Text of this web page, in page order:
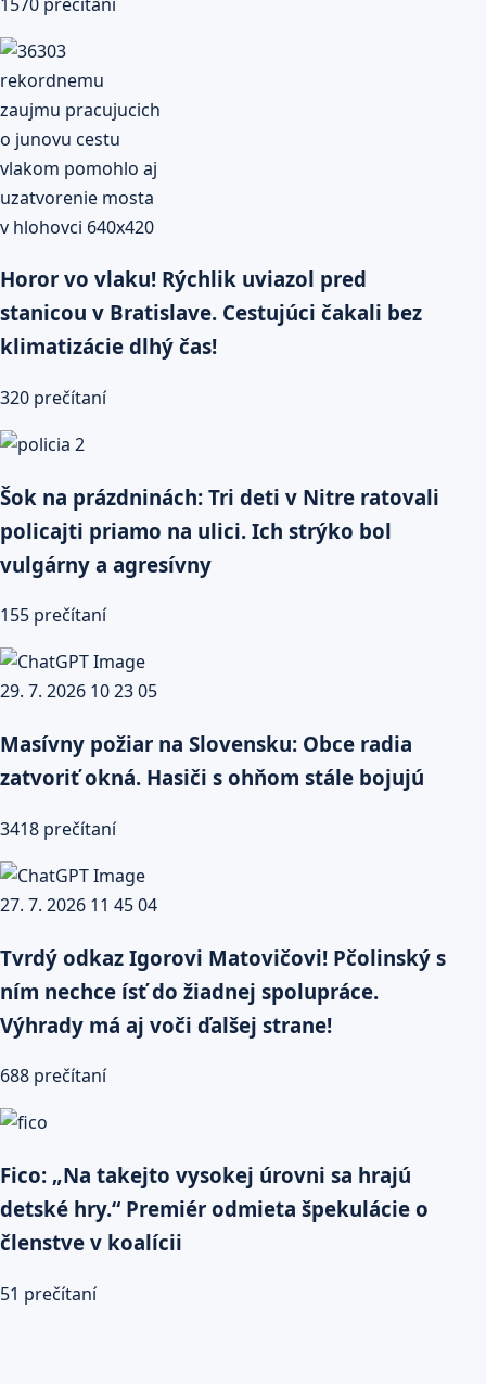
Horor vo vlaku! Rýchlik uviazol pred
stanicou v Bratislave. Cestujúci čakali bez
klimatizácie dlhý čas!
320 prečítaní
Šok na prázdninách: Tri deti v Nitre ratovali
policajti priamo na ulici. Ich strýko bol
vulgárny a agresívny
155 prečítaní
Masívny požiar na Slovensku: Obce radia
zatvoriť okná. Hasiči s ohňom stále bojujú
3418 prečítaní
Tvrdý odkaz Igorovi Matovičovi! Pčolinský s
ním nechce ísť do žiadnej spolupráce.
Výhrady má aj voči ďalšej strane!
688 prečítaní
Fico: „Na takejto vysokej úrovni sa hrajú
detské hry.“ Premiér odmieta špekulácie o
členstve v koalícii
51 prečítaní